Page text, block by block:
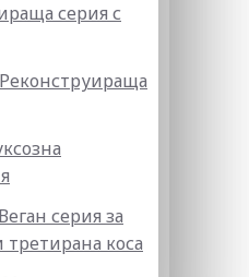
серия с
серия за
третирана коса